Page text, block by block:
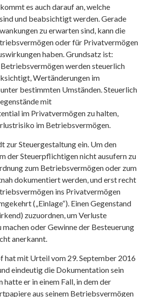
es auch darauf an, welche
und beabsichtigt werden. Gerade
zu erwarten sind, kann die
oder für Privatvermögen
haben. Grundsatz ist:
werden steuerlich
Wertänderungen im
bestimmten Umständen. Steuerlich
mit
im Privatvermögen zu halten,
im Betriebsvermögen.
zur Steuergestaltung ein. Um den
der Steuerpflichtigen nicht ausufern zu
zum Betriebsvermögen oder zum
dokumentiert werden, und erst recht
ins Privatvermögen
(„Einlage“). Einen Gegenstand
zuzuordnen, um Verluste
oder Gewinne der Besteuerung
anerkannt.
hat mit Urteil vom 29. September 2016
eindeutig die Dokumentation sein
hatte er in einem Fall, in dem der
aus seinem Betriebsvermögen